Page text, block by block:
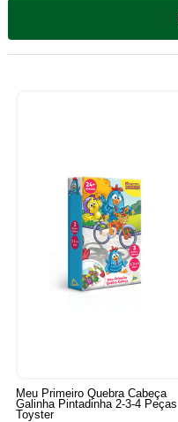
Meu Primeiro Quebra Cabeça
Galinha Pintadinha 2-3-4 Peças
Toyster